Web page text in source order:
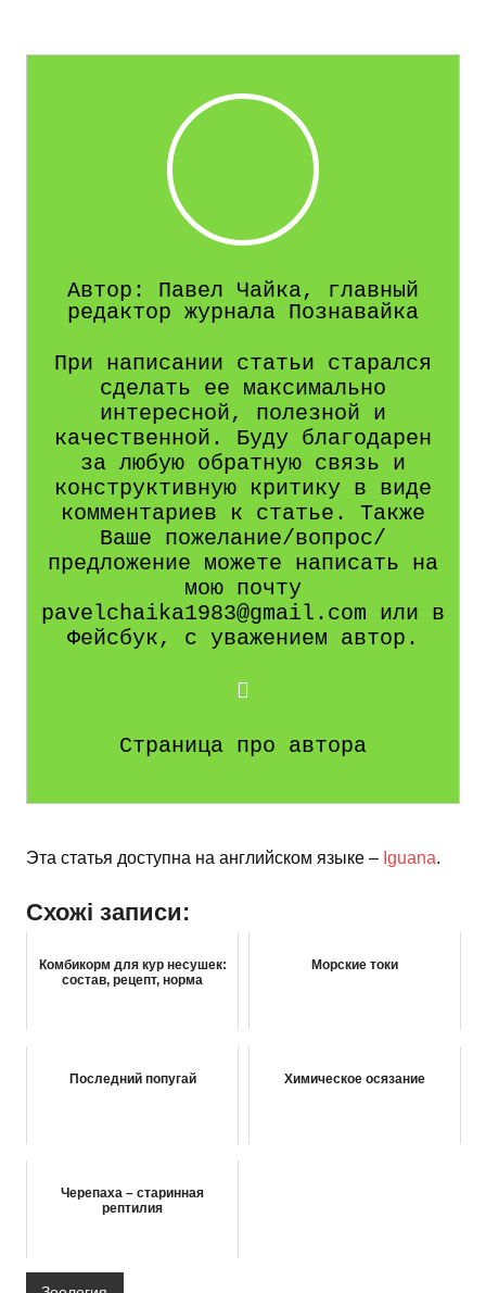
Автор: Павел Чайка, главный
редактор журнала Познавайка
При написании статьи старался
сделать ее максимально
интересной, полезной и
качественной. Буду благодарен
за любую обратную связь и
конструктивную критику в виде
комментариев к статье. Также
Ваше пожелание/вопрос/
предложение можете написать на
мою почту
pavelchaika1983@gmail.com или в
Фейсбук, с уважением автор.
Страница про автора
Эта статья доступна на английском языке – Iguana.
Схожі записи:
Комбикорм для кур несушек:
состав, рецепт, норма
Морские токи
Последний попугай Химическое осязание
Черепаха – старинная
рептилия